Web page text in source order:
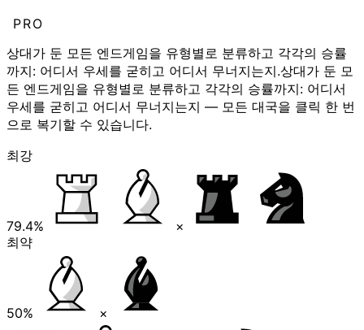
PRO
상대가 둔 모든 엔드게임을 유형별로 분류하고 각각의 승률
까지: 어디서 우세를 굳히고 어디서 무너지는지.상대가 둔 모
든 엔드게임을 유형별로 분류하고 각각의 승률까지: 어디서
우세를 굳히고 어디서 무너지는지 — 모든 대국을 클릭 한 번
으로 복기할 수 있습니다.
최강
79.4%
×
최약
50% ×